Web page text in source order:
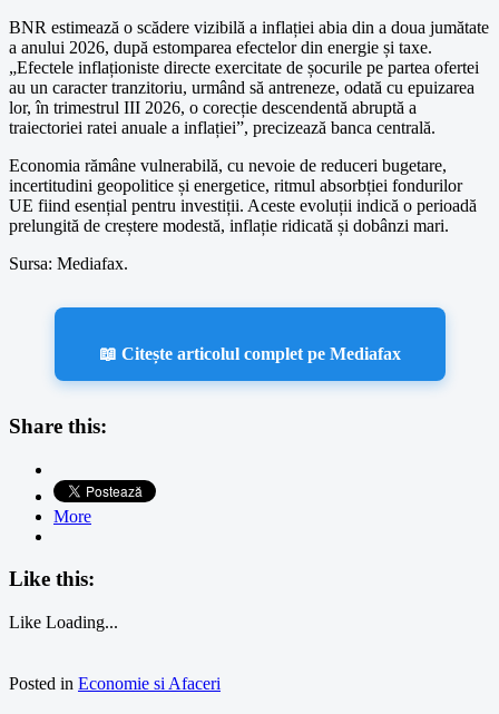
BNR estimează o scădere vizibilă a inflației abia din a doua jumătate
a anului 2026, după estomparea efectelor din energie și taxe.
„Efectele inflaționiste directe exercitate de șocurile pe partea ofertei
au un caracter tranzitoriu, urmând să antreneze, odată cu epuizarea
lor, în trimestrul III 2026, o corecție descendentă abruptă a
traiectoriei ratei anuale a inflației”, precizează banca centrală.
Economia rămâne vulnerabilă, cu nevoie de reduceri bugetare,
incertitudini geopolitice și energetice, ritmul absorbției fondurilor
UE fiind esențial pentru investiții. Aceste evoluții indică o perioadă
prelungită de creștere modestă, inflație ridicată și dobânzi mari.
Sursa: Mediafax.
📖 Citește articolul complet pe Mediafax
Share this:
More
Like this:
Like Loading...
Posted in Economie si Afaceri